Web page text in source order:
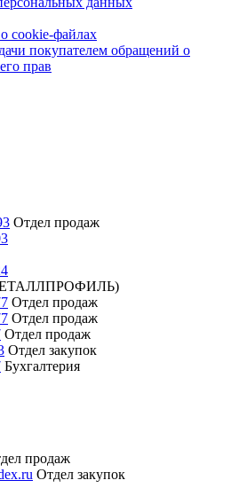
cookie-файлах
покупателем обращений о
прав
Отдел продаж
Отдел продаж
Отдел продаж
Отдел продаж
Отдел закупок
Бухгалтерия
продаж
Отдел закупок